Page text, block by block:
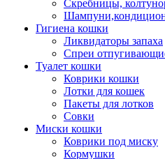
Скребницы,
Гигиена кошки
Ликвидаторы запаха
Спреи
Туалет кошки
Коврики кошки
Лотки для кошек
Пакеты для лотков
Совки
Миски кошки
Коврики под миску
Кормушки